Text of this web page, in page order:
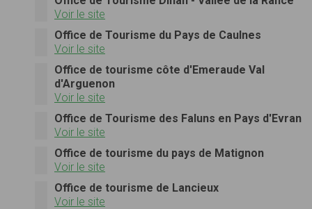
Voir le site
Office de Tourisme du Pays de Caulnes
Voir le site
Office de tourisme côte d'Emeraude Val
d'Arguenon
Voir le site
Office de Tourisme des Faluns en Pays d'Evran
Voir le site
Office de tourisme du pays de Matignon
Voir le site
Office de tourisme de Lancieux
Voir le site